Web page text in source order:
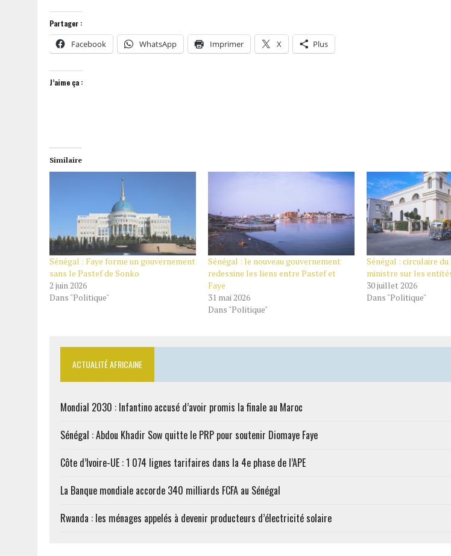
Partager :
Facebook WhatsApp Imprimer X Plus
J’aime ça :
Similaire
Sénégal : Faye forme un gouvernement
sans le Pastef de Sonko
2 juin 2026
Dans "Politique"
Sénégal : le nouveau gouvernement
redessine les liens entre Pastef et
Faye
31 mai 2026
Dans "Politique"
Sénégal : circulaire
ministre sur les
30 juillet 2026
Dans "Politique"
ACTUALITÉ AFRICAINE
Mondial 2030 : Infantino accusé d’avoir promis la finale au Maroc
Sénégal : Abdou Khadir Sow quitte le PRP pour soutenir Diomaye Faye
Côte d’Ivoire-UE : 1 074 lignes tarifaires dans la 4e phase de l’APE
La Banque mondiale accorde 340 milliards FCFA au Sénégal
Rwanda : les ménages appelés à devenir producteurs d’électricité solaire